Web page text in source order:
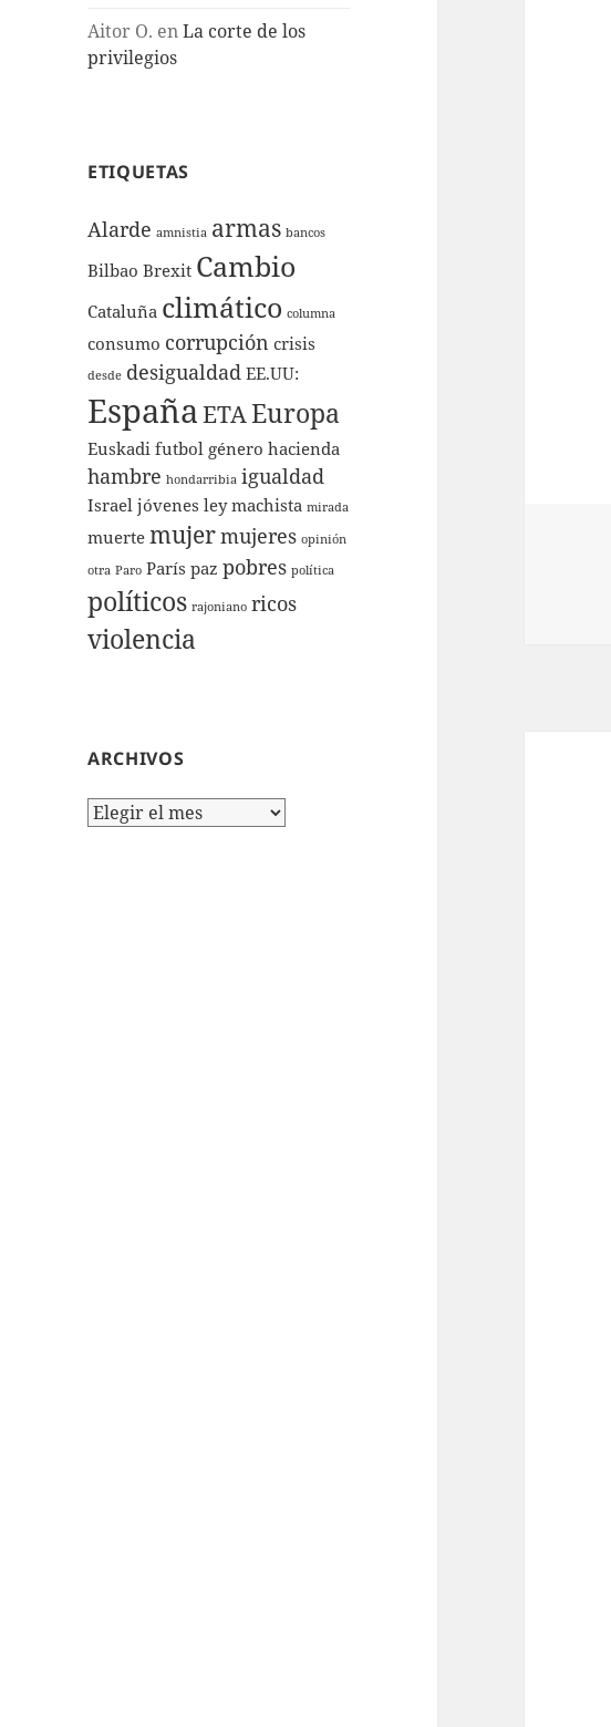
Aitor O. enLa corte de los
privilegios
ETIQUETAS
Alarde amnistia armas bancos
Bilbao Brexit Cambio
Cataluña climático columna
consumo corrupción crisis
desde desigualdad EE.UU:
EspañaETAEuropa
Euskadi futbol género hacienda
hambre hondarribia igualdad
Israel jóvenes ley machista mirada
muerte mujermujeres opinión
otra Paro París paz pobres política
políticos rajoniano ricos
violencia
ARCHIVOS
Archivos